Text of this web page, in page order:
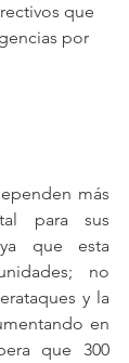
que
por
más
para sus
ya que esta
no
y la
en
que 300